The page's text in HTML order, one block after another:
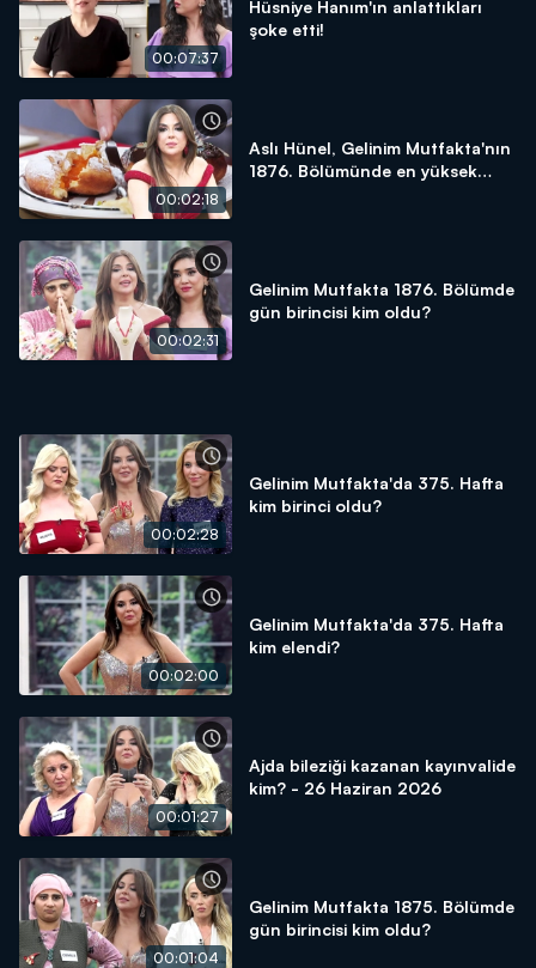
00:07:37
Hüsniye Hanım'ın anlattıkları
şoke etti!
00:02:18
Aslı Hünel, Gelinim Mutfakta'nın
1876. Bölümünde en yüksek
00:02:31
Gelinim Mutfakta 1876. Bölümde
gün birincisi kim oldu?
00:02:28
Gelinim Mutfakta'da 375. Hafta
kim birinci oldu?
00:02:00
Gelinim Mutfakta'da 375. Hafta
kim elendi?
00:01:27
Ajda bileziği kazanan kayınvalide
kim? - 26 Haziran 2026
00:01:04
Gelinim Mutfakta 1875. Bölümde
gün birincisi kim oldu?